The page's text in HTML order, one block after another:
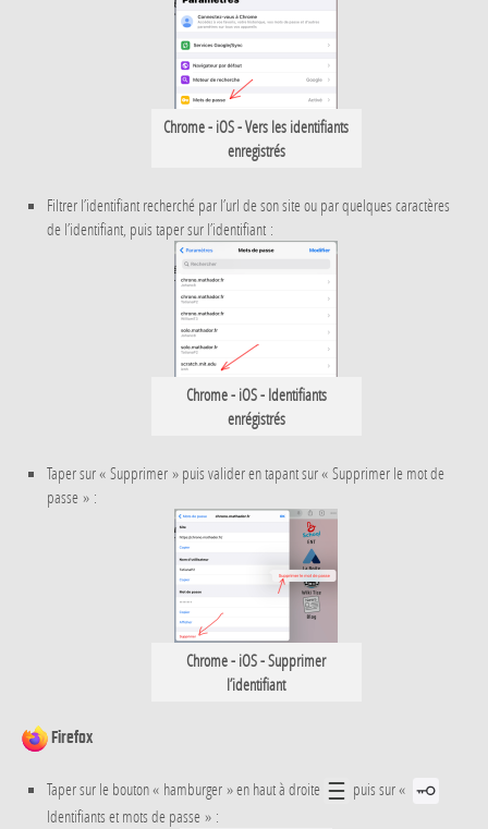
Chrome - iOS - Vers les identifiants
enregistrés
Filtrer l’identifiant recherché par l’url de son site ou par quelques caractères
de l’identifiant, puis taper sur l’identifiant :
Chrome - iOS - Identifiants
enrégistrés
Taper sur « Supprimer » puis valider en tapant sur « Supprimer le mot de
passe » :
Chrome - iOS - Supprimer
l’identifiant
Firefox
Taper sur le bouton « hamburger » en haut à droite
puis sur «
Identifiants et mots de passe » :